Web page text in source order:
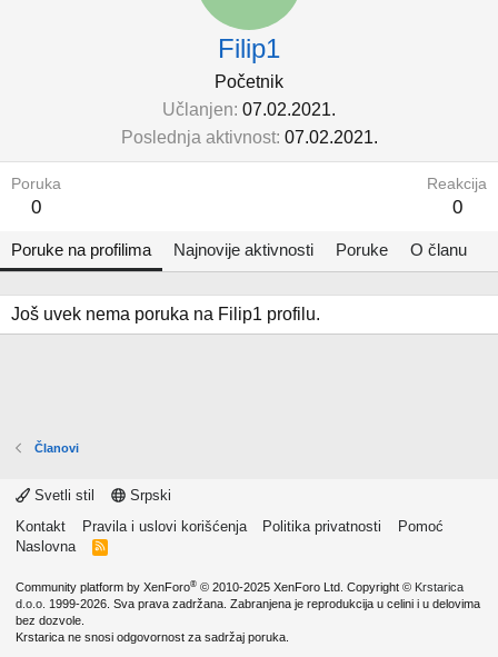
Filip1
Početnik
Učlanjen 07.02.2021.
Poslednja aktivnost 07.02.2021.
Poruka
0
Reakcija
0
Poruke na profilima Najnovije aktivnosti Poruke O članu
Još uvek nema poruka na Filip1 profilu.
Članovi
Svetli stil
Srpski
Kontakt
Pravila i uslovi korišćenja Politika privatnosti
Pomoć
Naslovna
R
Community platform by XenForo® © 2010-2025 XenForo Ltd. Copyright © Krstarica
d.o.o. 1999-2026. Sva prava zadržana. Zabranjena je reprodukcija u celini i u delovima
bez dozvole.
Krstarica ne snosi odgovornost za sadržaj poruka.